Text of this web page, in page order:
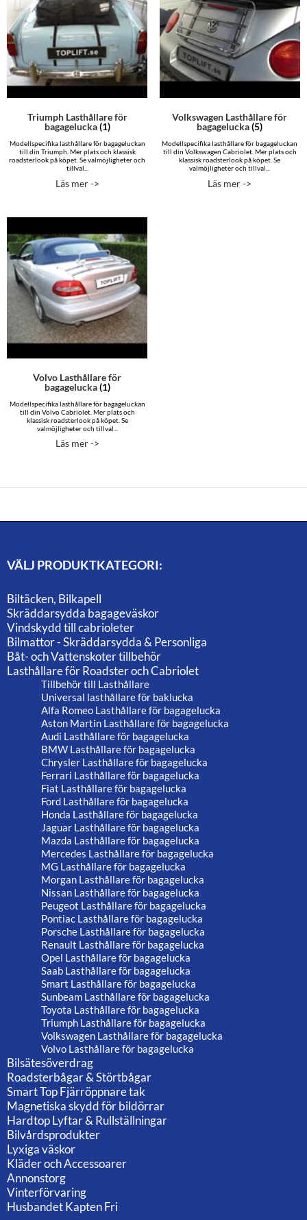
Triumph Lasthållare för
bagagelucka(1)
Modellspecifika lasthållare för bagageluckan
till din Triumph. Mer plats och klassisk
roadsterlook på köpet. Se valmöjligheter och
tillval...
Läs mer ->
Volkswagen Lasthållare för
bagagelucka(5)
Modellspecifika lasthållare för bagageluckan
till din Volkswagen Cabriolet. Mer plats och
klassisk roadsterlook på köpet. Se
valmöjligheter och tillval...
Läs mer ->
Volvo Lasthållare för
bagagelucka(1)
Modellspecifika lasthållare för bagageluckan
till din Volvo Cabriolet. Mer plats och
klassisk roadsterlook på köpet. Se
valmöjligheter och tillval...
Läs mer ->
VÄLJ PRODUKTKATEGORI:
Biltäcken, Bilkapell
Skräddarsydda bagageväskor
Vindskydd till cabrioleter
Bilmattor - Skräddarsydda & Personliga
Båt- och Vattenskoter tillbehör
Lasthållare för Roadster och Cabriolet
Tillbehör till Lasthållare
Universal lasthållare för baklucka
Alfa Romeo Lasthållare för bagagelucka
Aston Martin Lasthållare för bagagelucka
Audi Lasthållare för bagagelucka
BMW Lasthållare för bagagelucka
Chrysler Lasthållare för bagagelucka
Ferrari Lasthållare för bagagelucka
Fiat Lasthållare för bagagelucka
Ford Lasthållare för bagagelucka
Honda Lasthållare för bagagelucka
Jaguar Lasthållare för bagagelucka
Mazda Lasthållare för bagagelucka
Mercedes Lasthållare för bagagelucka
MG Lasthållare för bagagelucka
Morgan Lasthållare för bagagelucka
Nissan Lasthållare för bagagelucka
Peugeot Lasthållare för bagagelucka
Pontiac Lasthållare för bagagelucka
Porsche Lasthållare för bagagelucka
Renault Lasthållare för bagagelucka
Opel Lasthållare för bagagelucka
Saab Lasthållare för bagagelucka
Smart Lasthållare för bagagelucka
Sunbeam Lasthållare för bagagelucka
Toyota Lasthållare för bagagelucka
Triumph Lasthållare för bagagelucka
Volkswagen Lasthållare för bagagelucka
Volvo Lasthållare för bagagelucka
Bilsätesöverdrag
Roadsterbågar & Störtbågar
Smart Top Fjärröppnare tak
Magnetiska skydd för bildörrar
Hardtop Lyftar & Rullställningar
Bilvårdsprodukter
Lyxiga väskor
Kläder och Accessoarer
Annonstorg
Vinterförvaring
Husbandet Kapten Fri